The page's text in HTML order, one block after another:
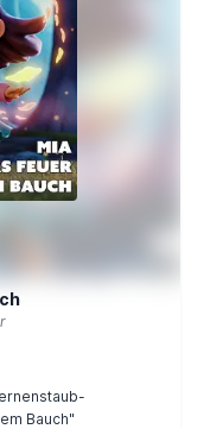
Bauch"